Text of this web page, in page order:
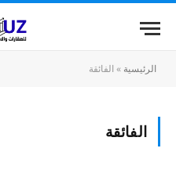
الرئيسية » الفائقة
الفائقة